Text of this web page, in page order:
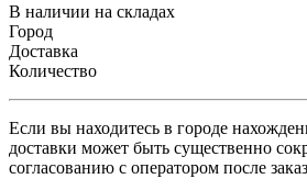
В наличии на складах
Город
Доставка
Количество
Если вы находитесь в городе
доставки может быть существенно
согласованию с оператором после